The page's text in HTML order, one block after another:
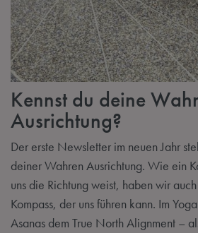
Kennst du deine
Ausrichtung?
Der erste Newsletter im neuen Jahr
deiner Wahren Ausrichtung. Wie ein
uns die Richtung weist, haben wir
Kompass, der uns führen kann. Im
Asanas dem True North Alignment –